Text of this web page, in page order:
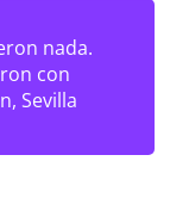
nada.
con
Sevilla